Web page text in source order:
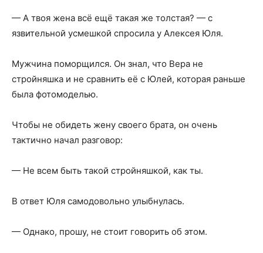
— А твоя жена всё ещё такая же толстая? — с
язвительной усмешкой спросила у Алексея Юля.
Мужчина поморщился. Он знал, что Вера не
стройняшка и не сравнить её с Юлей, которая раньше
была фотомоделью.
Чтобы не обидеть жену своего брата, он очень
тактично начал разговор:
— Не всем быть такой стройняшкой, как ты.
В ответ Юля самодовольно улыбнулась.
— Однако, прошу, не стоит говорить об этом.